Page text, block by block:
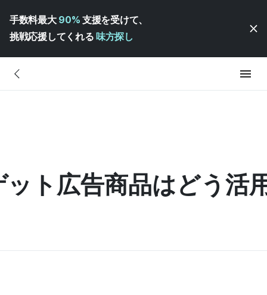
手数料最大 90% 支援を受けて、
挑戦応援してくれる 味方探し
ト広告商品はどう活